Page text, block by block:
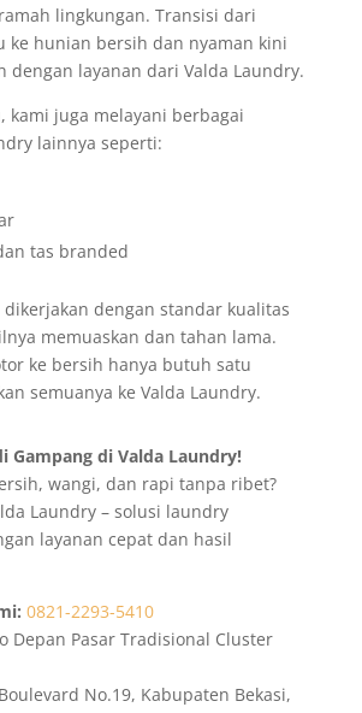
lingkungan. Transisi dari
ke hunian bersih dan nyaman kini
dengan layanan dari Valda Laundry.
kami juga melayani berbagai
lainnya seperti:
tas branded
dengan standar kualitas
memuaskan dan tahan lama.
ke bersih hanya butuh satu
semuanya ke Valda Laundry.
Gampang di Valda Laundry!
wangi, dan rapi tanpa ribet?
Laundry – solusi laundry
layanan cepat dan hasil
0821-2293-5410
Depan Pasar Tradisional Cluster
No.19, Kabupaten Bekasi,